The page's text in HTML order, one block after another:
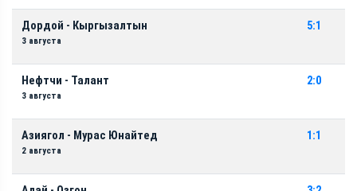
Дордой - Кыргызалтын
3 августа
5:1
Нефтчи - Талант
3 августа
2:0
Азиягол - Мурас Юнайтед
2 августа
1:1